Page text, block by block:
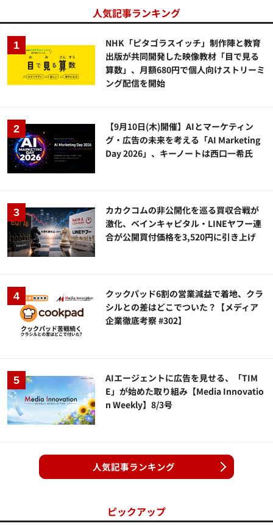
人気記事ランキング
NHK「ピタゴラスイッチ」制作陣と教育
出版が共同開発した映像教材「目で見る
算数」、月額680円で個人向けストリーミ
ング配信を開始
【9月10日(木)開催】AIとマーケティン
グ・広告の未来を考える「AI Marketing
Day 2026」、キーノートは西口一希氏
カカクコムの非公開化を巡る買収合戦が
激化、ベインキャピタル・LINEヤフー連
合が公開買付価格を3,520円に引き上げ
クックパッド6割の営業減益で着地、クラ
シルとの差はどこでついた？【メディア
企業徹底考察 #302】
AIエージェントに広告を見せる、「TIM
E」が始めた取り組み【Media Innovatio
n Weekly】8/3号
人気記事ランキング
ピックアップ